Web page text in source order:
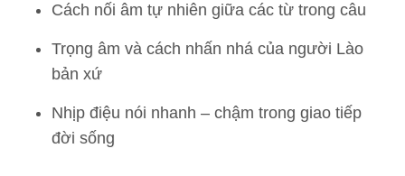
Cách nối âm tự nhiên giữa các từ trong câu
Trọng âm và cách nhấn nhá của người Lào
bản xứ
Nhịp điệu nói nhanh – chậm trong giao tiếp
đời sống